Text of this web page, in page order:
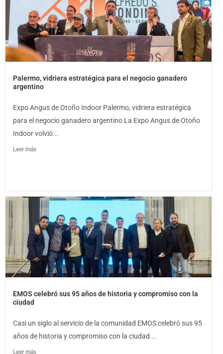
Palermo, vidriera estratégica para el negocio ganadero
argentino
Expo Angus de Otoño Indoor Palermo, vidriera estratégica
para el negocio ganadero argentino La Expo Angus de Otoño
Indoor volvió...
Leer más
EMOS celebró sus 95 años de historia y compromiso con la
ciudad
Casi un siglo al servicio de la comunidad EMOS celebró sus 95
años de historia y compromiso con la ciudad...
Leer más